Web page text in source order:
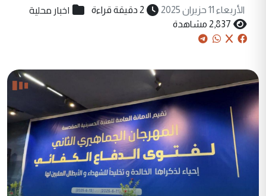
الأربعاء 11 حزيران 2025 2 دقيقة قراءة اخبار محلية
2,837 مشاهدة